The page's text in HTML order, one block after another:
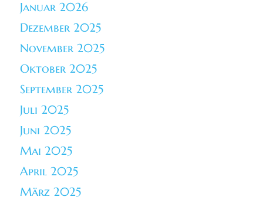
Januar 2026
Dezember 2025
November 2025
Oktober 2025
September 2025
Juli 2025
Juni 2025
Mai 2025
April 2025
März 2025